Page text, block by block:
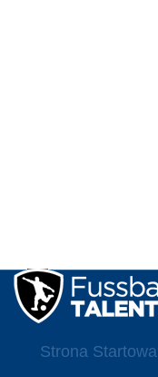
Strona Startowa